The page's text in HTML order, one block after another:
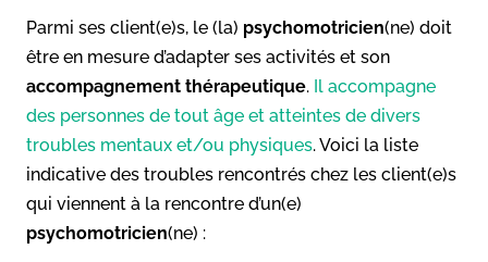
Parmi ses client(e)s, le (la) psychomotricien(ne) doit
être en mesure d’adapter ses activités et son
accompagnement thérapeutique. Il accompagne
des personnes de tout âge et atteintes de divers
troubles mentaux et/ou physiques. Voici la liste
indicative des troubles rencontrés chez les client(e)s
qui viennent à la rencontre d’un(e)
psychomotricien(ne) :